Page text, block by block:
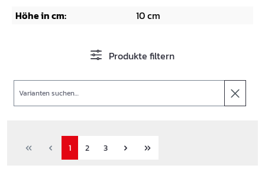
Höhe in cm: 10 cm
Produkte filtern
1 2 3